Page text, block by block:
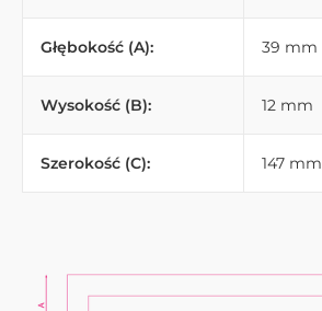
Głębokość (A): 39 mm
Wysokość (B): 12 mm
Szerokość (C): 147 mm